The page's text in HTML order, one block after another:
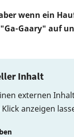
wenn ein
Gaary" auf
Inhalt
externen
anzeigen